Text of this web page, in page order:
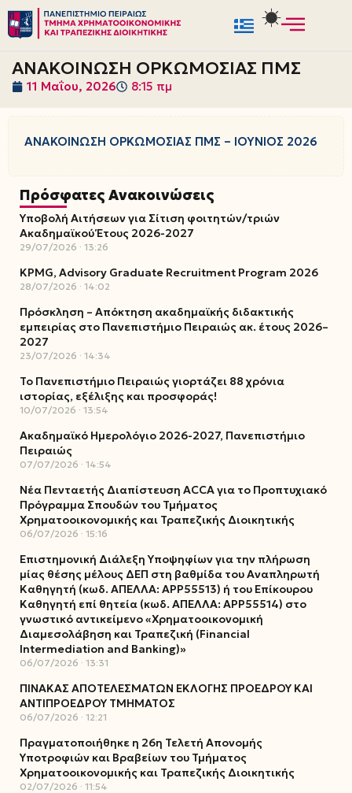
Μεταπηδήστε
στο
περιεχόμενο
ΑΝΑΚΟΙΝΩΣΗ ΟΡΚΩΜΟΣΙΑΣ ΠΜΣ
11 Μαΐου, 2026 8:15 πμ
ΑΝΑΚΟΙΝΩΣΗ ΟΡΚΩΜΟΣΙΑΣ ΠΜΣ – ΙΟΥΝΙΟΣ 2026
Πρόσφατες Ανακοινώσεις
Υποβολή Αιτήσεων για Σίτιση φοιτητών/τριών
Ακαδημαϊκού Έτους 2026-2027
29/07/2026 13:26
KPMG, Advisory Graduate Recruitment Program 2026
28/07/2026 14:02
Πρόσκληση – Απόκτηση ακαδημαϊκής διδακτικής
εμπειρίας στο Πανεπιστήμιο Πειραιώς ακ. έτους 2026–
2027
23/07/2026 14:34
Το Πανεπιστήμιο Πειραιώς γιορτάζει 88 χρόνια
ιστορίας, εξέλιξης και προσφοράς!
10/07/2026 13:54
Ακαδημαϊκό Ημερολόγιο 2026-2027, Πανεπιστήμιο
Πειραιώς
07/07/2026 14:54
Νέα Πενταετής Διαπίστευση ACCA για το Προπτυχιακό
Πρόγραμμα Σπουδών του Τμήματος
Χρηματοοικονομικής και Τραπεζικής Διοικητικής
06/07/2026 15:16
Επιστημονική Διάλεξη Υποψηφίων για την πλήρωση
μίας θέσης μέλους ΔΕΠ στη βαθμίδα του Αναπληρωτή
Καθηγητή (κωδ. ΑΠΕΛΛΑ: ΑΡΡ55513) ή του Επίκουρου
Καθηγητή επί θητεία (κωδ. ΑΠΕΛΛΑ: ΑΡΡ55514) στο
γνωστικό αντικείμενο «Χρηματοοικονομική
Διαμεσολάβηση και Τραπεζική (Financial
Intermediation and Banking)»
06/07/2026 13:31
ΠΙΝΑΚΑΣ ΑΠΟΤΕΛΕΣΜΑΤΩΝ ΕΚΛΟΓΗΣ ΠΡΟΕΔΡΟΥ ΚΑΙ
ΑΝΤΙΠΡΟΕΔΡΟΥ ΤΜΗΜΑΤΟΣ
06/07/2026 12:21
Πραγματοποιήθηκε η 26η Τελετή Απονομής
Υποτροφιών και Βραβείων του Τμήματος
Χρηματοοικονομικής και Τραπεζικής Διοικητικής
02/07/2026 11:54